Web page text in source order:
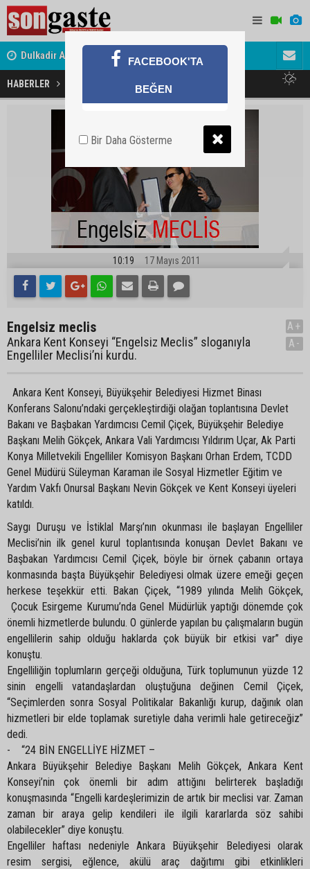
Dulkadir Ailesinin Mutlu Günü Gölbaşı
HABERLER Engelsiz meclis
10:19 17 Mayıs 2011
Engelsiz meclis
Ankara Kent Konseyi “Engelsiz Meclis” sloganıyla
Engelliler Meclisi’ni kurdu.
A+
A-
Ankara Kent Konseyi, Büyükşehir Belediyesi Hizmet Binası
Konferans Salonu’ndaki gerçekleştirdiği olağan toplantısına Devlet
Bakanı ve Başbakan Yardımcısı Cemil Çiçek, Büyükşehir Belediye
Başkanı Melih Gökçek, Ankara Vali Yardımcısı Yıldırım Uçar, Ak Parti
Konya Milletvekili Engelliler Komisyon Başkanı Orhan Erdem, TCDD
Genel Müdürü Süleyman Karaman ile Sosyal Hizmetler Eğitim ve
Yardım Vakfı Onursal Başkanı Nevin Gökçek ve Kent Konseyi üyeleri
katıldı.
Saygı Duruşu ve İstiklal Marşı’nın okunması ile başlayan Engelliler
Meclisi’nin ilk genel kurul toplantısında konuşan Devlet Bakanı ve
Başbakan Yardımcısı Cemil Çiçek, böyle bir örnek çabanın ortaya
konmasında başta Büyükşehir Belediyesi olmak üzere emeği geçen
herkese teşekkür etti. Bakan Çiçek, “1989 yılında Melih Gökçek,
Çocuk Esirgeme Kurumu’nda Genel Müdürlük yaptığı dönemde çok
önemli hizmetlerde bulundu. O günlerde yapılan bu çalışmaların bugün
engellilerin sahip olduğu haklarda çok büyük bir etkisi var” diye
konuştu.
Engelliliğin toplumların gerçeği olduğuna, Türk toplumunun yüzde 12
sinin engelli vatandaşlardan oluştuğuna değinen Cemil Çiçek,
“Seçimlerden sonra Sosyal Politikalar Bakanlığı kurup, dağınık olan
hizmetleri bir elde toplamak suretiyle daha verimli hale getireceğiz”
dedi.
- “24 BİN ENGELLİYE HİZMET –
Ankara Büyükşehir Belediye Başkanı Melih Gökçek, Ankara Kent
Konseyi’nin çok önemli bir adım attığını belirterek başladığı
konuşmasında “Engelli kardeşlerimizin de artık bir meclisi var. Zaman
zaman bir araya gelip kendileri ile ilgili kararlarda söz sahibi
olabilecekler” diye konuştu.
Engelliler haftası nedeniyle Ankara Büyükşehir Belediyesi olarak
resim sergisi, eğlence, akülü araç dağıtımı gibi etkinlikleri
FACEBOOK'TA
BEĞEN
Bir Daha Gösterme